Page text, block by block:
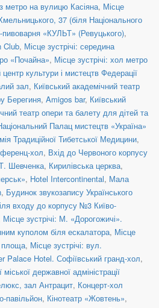
метро на вулицю Касіяна, Місце
37 (біля Національного
пивоварня «КУЛЬТ» (Ревуцького),
Club, Місце зустрічі: середина
«Почайна», Місце зустрічі: хол метро
культури і мистецтв Федерації
зал, Київський академічний театр
Берегиня, Amigos bar, Київський
театр опери та балету для дітей та
Палац мистецтв «Україна»
Традиційної Тибетської Медицини,
хол, Вхід до Червоного корпусу
Шевченка, Кирилівська церква,
, Hotel Intercontinental, Мала
, Будинок звукозапису Українського
входу до корпусу №3 Київо-
Місце зустрічі: М. «Дорогожичі».
куполом біля ескалатора, Місце
площа, Місце зустрічі: вул.
Palace Hotel. Софіївський гранд-хол,
державної адміністрації
зал Антрацит, Концерт-хол
павільйон, Кінотеатр «Жовтень»,